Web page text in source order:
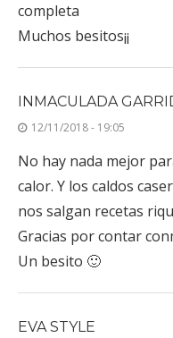
completa
Muchos besitos¡¡
INMACULADA
12/11/2018 - 19:05
No hay nada mejor
calor. Y los caldos
nos salgan recetas
Gracias por contar
Un besito 🙂
EVA STYLE